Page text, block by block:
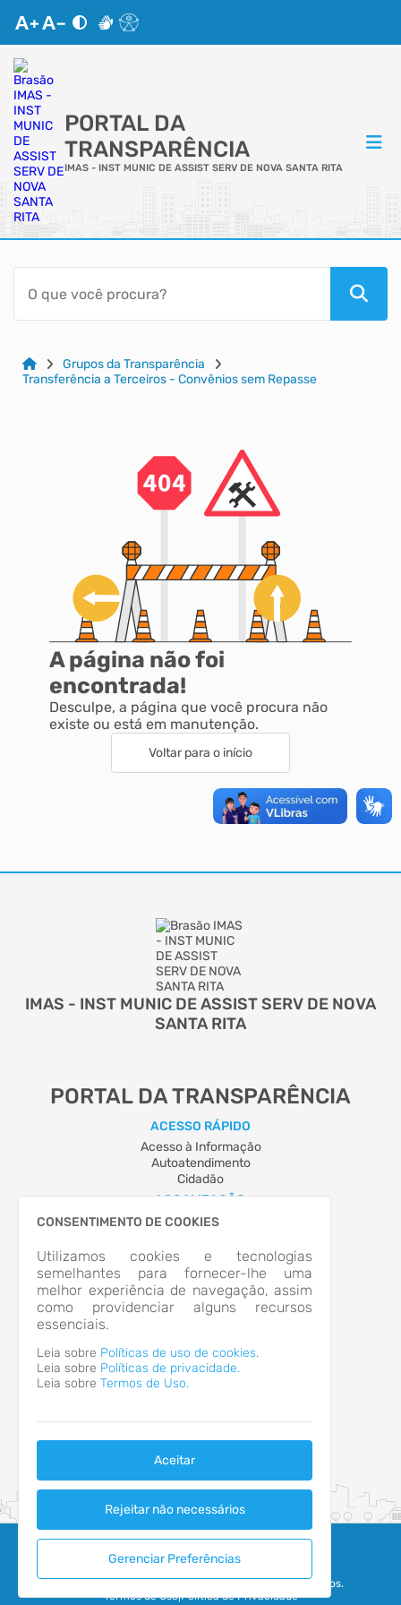
PORTAL DA
TRANSPARÊNCIA
IMAS - INST MUNIC DE ASSIST SERV DE NOVA SANTA RITA
ACESSO RÁPIDO
Acessibilidade
CidadãoGrupos da Transparência
Transferência a Terceiros - Convênios sem Repasse
A página não foi
encontrada!
Desculpe, a página que você procura não
existe ou está em manutenção.
Voltar para o início
CONSENTIMENTO DE COOKIES
Utilizamos cookies e tecnologias
semelhantes para fornecer-lhe uma
melhor experiência de navegação, assim
como providenciar alguns recursos
essenciais.
Leia sobre Políticas de uso de cookies.
Leia sobre Políticas de privacidade.
Leia sobre Termos de Uso.
Aceitar
Rejeitar não necessários
Gerenciar Preferências
IMAS - INST MUNIC DE ASSIST SERV DE NOVA
SANTA RITA
PORTAL DA TRANSPARÊNCIA
ACESSO RÁPIDO
Acesso à Informação
Autoatendimento
Cidadão
LOCALIZAÇÃO
RUA PADRE NICOLAU FLACH, Nº 21, CENTRO
CEP: 92.480-000
Abrir no Mapa
CONTATOS
3479-2912
HORÁRIO DE ATENDIMENTO
Segunda-feira a Sexta-feira
2026 - IPM Sistemas Ltda. Todos os Direitos Reservados.
Termos de Uso|Política de Privacidade